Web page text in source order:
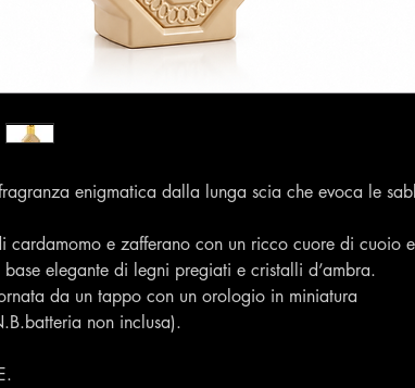
enigmatica dalla lunga scia che evoca le
cardamomo e zafferano con un ricco cuore di cuoio e
base elegante di legni pregiati e cristalli d’ambra.
da un tappo con un orologio in miniatura
non inclusa).